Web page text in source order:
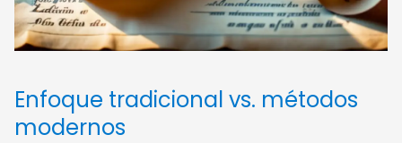
Enfoque tradicional vs. métodos
modernos